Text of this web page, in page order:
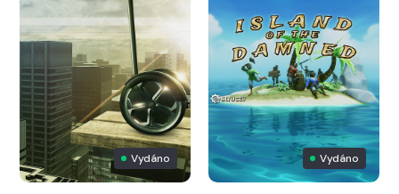
Vydáno Vydáno